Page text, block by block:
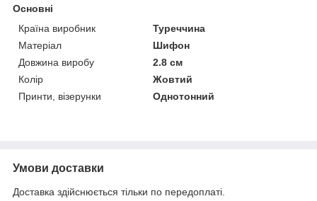
Основні
Країна виробник
Туреччина
Матеріал
Шифон
Довжина виробу
2.8 см
Колір
Жовтий
Принти, візерунки
Однотонний
Умови доставки
Доставка здійснюється тільки по передоплаті.